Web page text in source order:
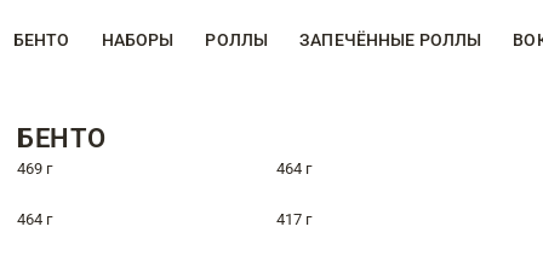
БЕНТО НАБОРЫ РОЛЛЫ ЗАПЕЧЁННЫЕ РОЛЛЫ
БЕНТО
469 г 464 г
464 г 417 г